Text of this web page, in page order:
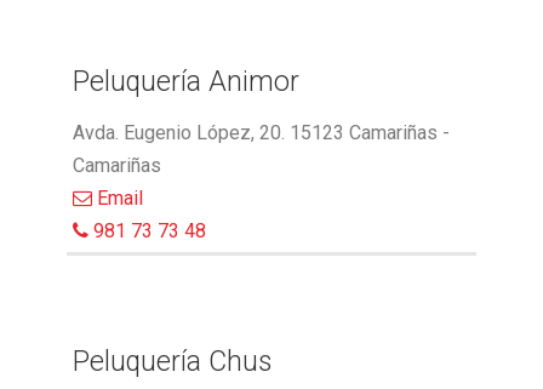
Peluquería Animor
Avda. Eugenio López, 20. 15123 Camariñas -
Camariñas
Email
981 73 73 48
Peluquería Chus